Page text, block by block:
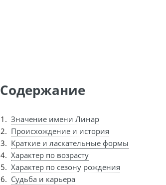
Содержание
Значение имени Линар
Происхождение и история
Краткие и ласкательные формы
Характер по возрасту
Характер по сезону рождения
Судьба и карьера